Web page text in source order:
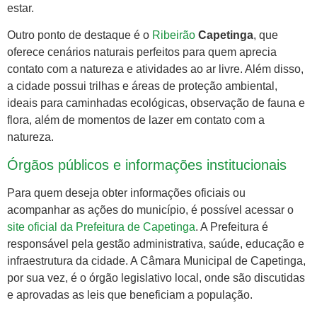
estar.
Outro ponto de destaque é o Ribeirão Capetinga, que
oferece cenários naturais perfeitos para quem aprecia
contato com a natureza e atividades ao ar livre. Além disso,
a cidade possui trilhas e áreas de proteção ambiental,
ideais para caminhadas ecológicas, observação de fauna e
flora, além de momentos de lazer em contato com a
natureza.
Órgãos públicos e informações institucionais
Para quem deseja obter informações oficiais ou
acompanhar as ações do município, é possível acessar o
site oficial da Prefeitura de Capetinga. A Prefeitura é
responsável pela gestão administrativa, saúde, educação e
infraestrutura da cidade. A Câmara Municipal de Capetinga,
por sua vez, é o órgão legislativo local, onde são discutidas
e aprovadas as leis que beneficiam a população.